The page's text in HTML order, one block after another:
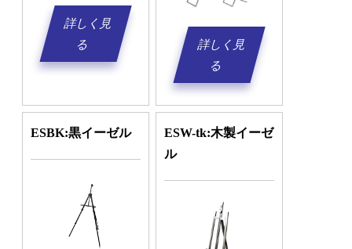
詳しく見
る
詳しく見
る
ESBK:黒イーゼル
ESW-tk:木製イーゼ
ル